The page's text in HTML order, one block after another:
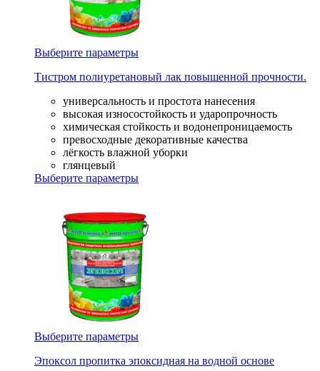
Выберите параметры
Тистром полиуретановый лак повышенной прочности.
универсальность и простота нанесения
высокая износостойкость и ударопрочность
химическая стойкость и водонепроницаемость
превосходные декоративные качества
лёгкость влажной уборки
глянцевый
Выберите параметры
Выберите параметры
Эпоксол пропитка эпоксидная на водной основе